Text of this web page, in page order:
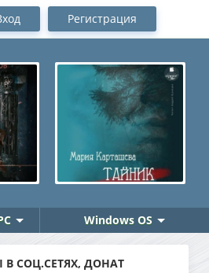
Регистрация
Windows OS
СОЦ.СЕТЯХ, ДОНАТ